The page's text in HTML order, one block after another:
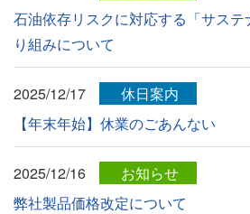
石油依存リスクに対応する「サス
り組みについて
2025/12/17
休日案内
【年末年始】休業のごあんない
2025/12/16
お知らせ
弊社製品価格改定について